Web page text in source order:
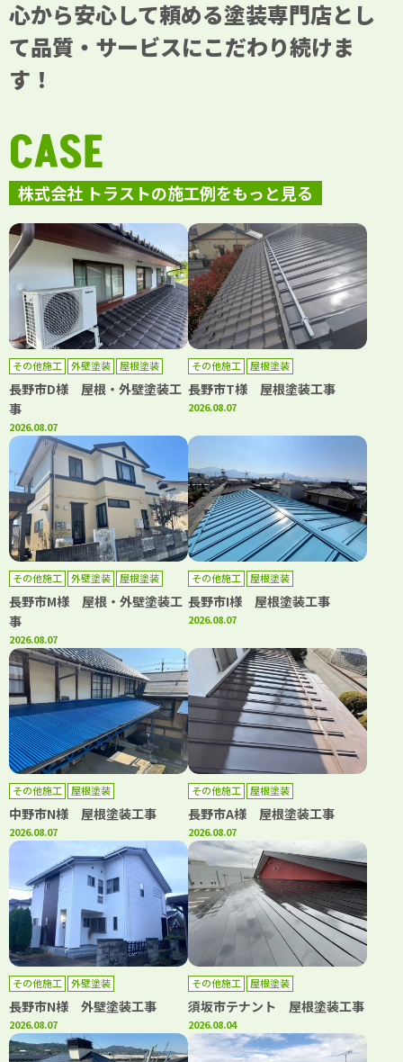
心から安心して頼める塗装専門店とし
て品質・サービスにこだわり続けま
す！
株式会社 トラストの施工例をもっと見る
CASE
その他施工 外壁塗装 屋根塗装
長野市D様 屋根・外壁塗装工
事
2026.08.07
その他施工 屋根塗装
長野市T様 屋根塗装工事
2026.08.07
その他施工 外壁塗装 屋根塗装
長野市M様 屋根・外壁塗装工
事
2026.08.07
その他施工 屋根塗装
長野市I様 屋根塗装工事
2026.08.07
その他施工 屋根塗装
中野市N様 屋根塗装工事
2026.08.07
その他施工 屋根塗装
長野市A様 屋根塗装工事
2026.08.07
その他施工 外壁塗装
長野市N様 外壁塗装工事
2026.08.07
その他施工 屋根塗装
須坂市テナント 屋根塗装工事
2026.08.04